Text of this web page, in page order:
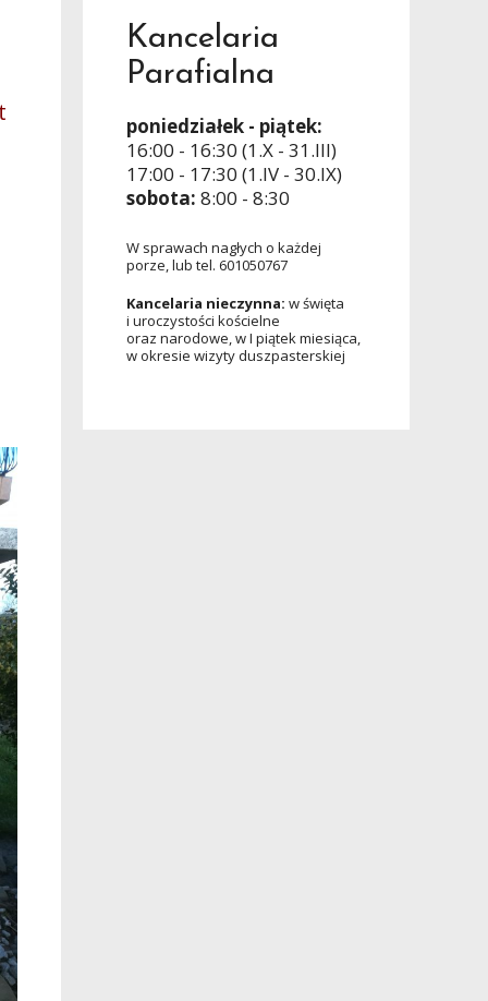
Kancelaria
Parafialna
poniedziałek - piątek:
16:00 - 16:30 (1.X - 31.III)
17:00 - 17:30 (1.IV - 30.IX)
sobota: 8:00 - 8:30
W sprawach nagłych o każdej
porze, lub tel. 601050767
Kancelaria nieczynna: w święta
i uroczystości kościelne
oraz narodowe, w I piątek miesiąca,
w okresie wizyty duszpasterskiej